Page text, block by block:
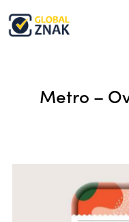
Metro –